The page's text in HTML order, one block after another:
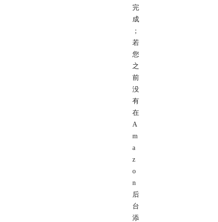
完
成
；
若
您
之
前
没
有
在
A
m
a
z
o
n
后
台
添